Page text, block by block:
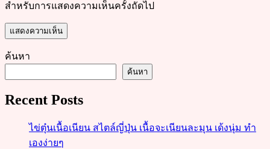
สำหรับการแสดงความเห็นครั้งถัดไป
ค้นหา
ค้นหา
Recent Posts
ไข่ตุ๋นเนื้อเนียน สไตล์ญี่ปุ่น เนื้อจะเนียนละมุน เด้งนุ่ม ทำ
เองง่ายๆ